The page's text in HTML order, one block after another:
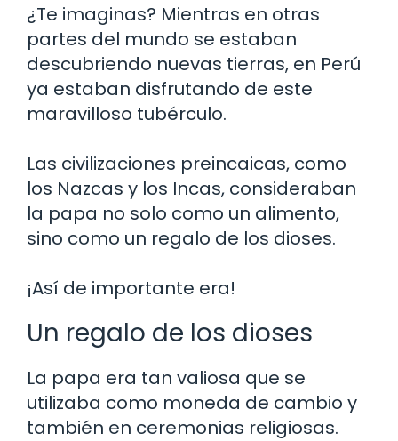
¿Te imaginas? Mientras en otras
partes del mundo se estaban
descubriendo nuevas tierras, en Perú
ya estaban disfrutando de este
maravilloso tubérculo.
Las civilizaciones preincaicas, como
los Nazcas y los Incas, consideraban
la papa no solo como un alimento,
sino como un regalo de los dioses.
¡Así de importante era!
Un regalo de los dioses
La papa era tan valiosa que se
utilizaba como moneda de cambio y
también en ceremonias religiosas.